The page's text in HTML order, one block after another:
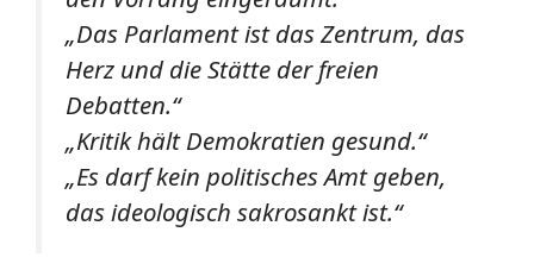
„Das Parlament ist das Zentrum, das
Herz und die Stätte der freien
Debatten.“
„Kritik hält Demokratien gesund.“
„Es darf kein politisches Amt geben,
das ideologisch sakrosankt ist.“